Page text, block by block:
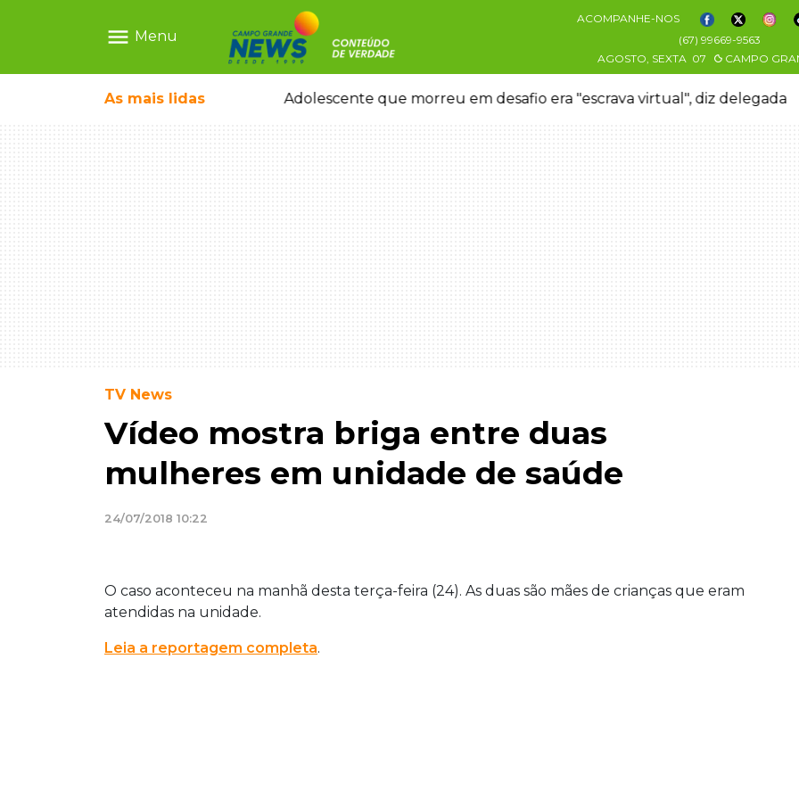
menu Menu
ACOMPANHE-NOS
(67) 99669-9563
AGOSTO, SEXTA 07 CAMPO
As mais lidas
temporal no interior Adolescente que morreu em desafio era "escrava virtual", diz delegada
TV News
Vídeo mostra briga entre duas
mulheres em unidade de saúde
24/07/2018 10:22
O caso aconteceu na manhã desta terça-feira (24). As duas são mães de crianças que eram
atendidas na unidade.
Leia a reportagem completa.